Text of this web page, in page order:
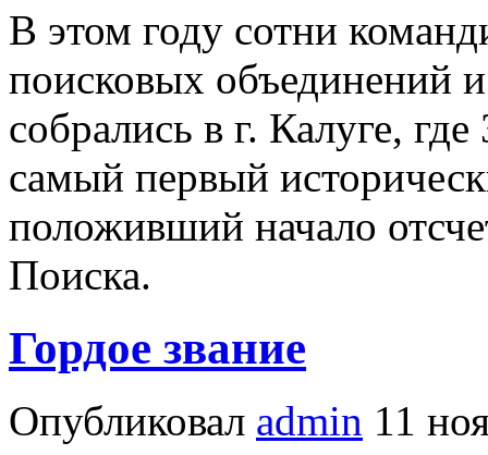
В этом году сотни
поисковых объединений
собрались в г. Калуге, где
самый первый
положивший начало
Поиска.
Гордое звание
Опубликовал admin 11